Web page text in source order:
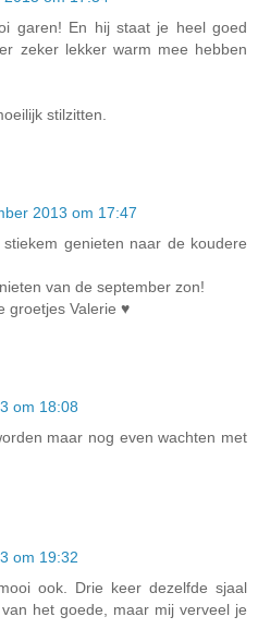
garen! En hij staat je heel goed
zeker lekker warm mee hebben
stilzitten.
2013 om 17:47
genieten naar de koudere
van de september zon!
groetjes Valerie ♥
om 18:08
maar nog even wachten met
om 19:32
ook. Drie keer dezelfde sjaal
het goede, maar mij verveel je